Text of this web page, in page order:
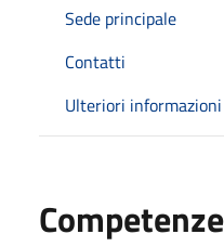
Sede principale
Contatti
Ulteriori informazioni
Competenze